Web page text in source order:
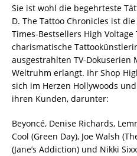
Sie ist wohl die begehrteste
D. The Tattoo Chronicles ist
Times-Bestsellers High Voltage
charismatische
ausgestrahlten TV-Dokuserien
Weltruhm erlangt. Ihr Shop
sich im Herzen Hollywoods
ihren Kunden, darunter:
Beyoncé, Denise Richards,
Cool (Green Day), Joe Walsh
(Jane’s Addiction) und Nikki